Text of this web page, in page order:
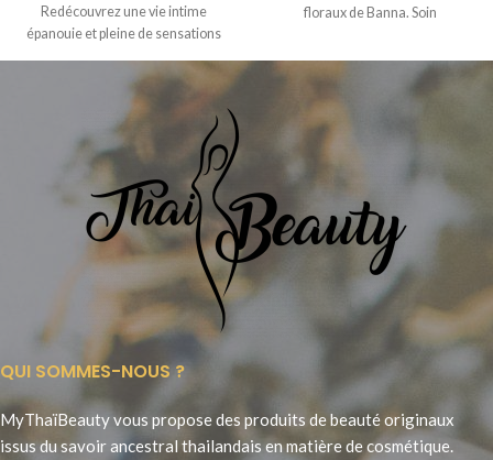
Redécouvrez une vie intime
épanouie et pleine de sensations
floraux de Banna. Soin
QUI SOMMES-NOUS ?
MyThaïBeauty vous propose des produits de beauté originaux
issus du savoir ancestral thailandais en matière de cosmétique.